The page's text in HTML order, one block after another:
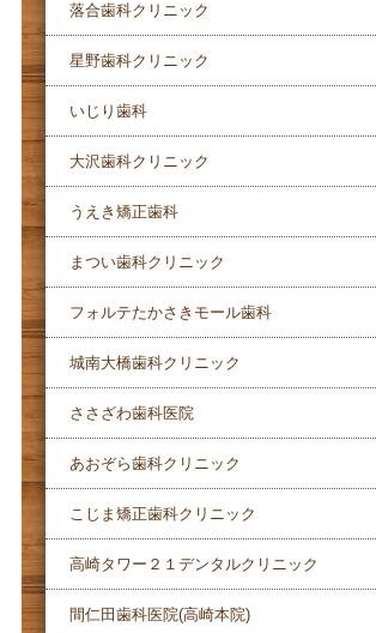
落合歯科クリニック
星野歯科クリニック
いじり歯科
大沢歯科クリニック
うえき矯正歯科
まつい歯科クリニック
フォルテたかさきモール歯科
城南大橋歯科クリニック
ささざわ歯科医院
あおぞら歯科クリニック
こじま矯正歯科クリニック
高崎タワー２１デンタルクリニック
間仁田歯科医院(高崎本院)